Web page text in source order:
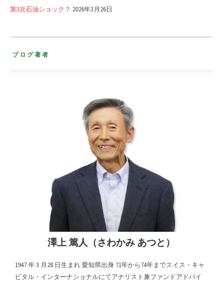
第3次石油ショック？ 2026年3月26日
ブログ著者
澤上 篤人（さわかみ あつと）
1947 年 3 月28 日生まれ 愛知県出身 71年から74年までスイス・キャ
ピタル・インターナショナルにてアナリスト兼ファンドアドバイ